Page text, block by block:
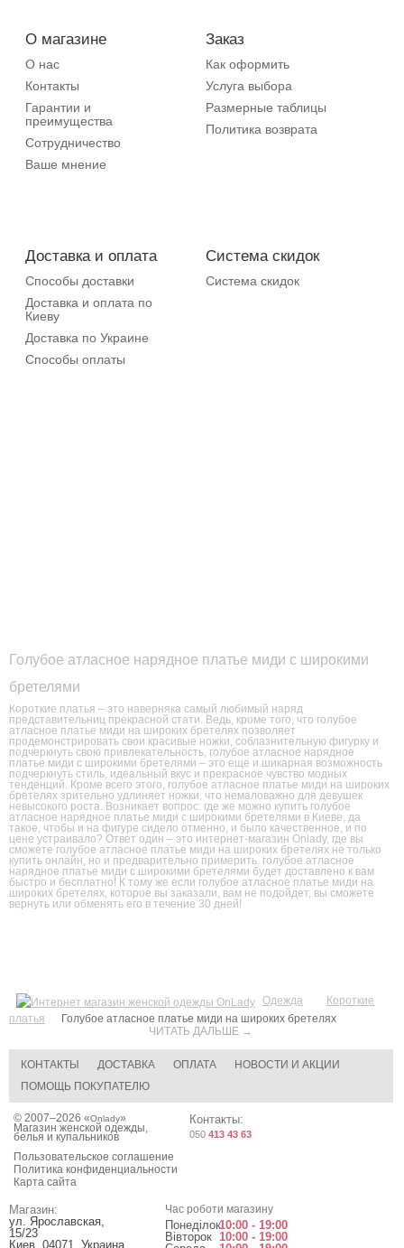
Голубое атласное нарядное платье миди с широкими
бретелями
Короткие платья – это наверняка самый любимый наряд
представительниц прекрасной стати. Ведь, кроме того, что голубое
атласное платье миди на широких бретелях позволяет
продемонстрировать свои красивые ножки, соблазнительную фигурку и
подчеркнуть свою привлекательность, голубое атласное нарядное
платье миди с широкими бретелями – это еще и шикарная возможность
подчеркнуть стиль, идеальный вкус и прекрасное чувство модных
тенденций. Кроме всего этого, голубое атласное платье миди на широких
бретелях зрительно удлиняет ножки, что немаловажно для девушек
невысокого роста. Возникает вопрос: где же можно купить голубое
атласное нарядное платье миди с широкими бретелями в Киеве, да
такое, чтобы и на фигуре сидело отменно, и было качественное, и по
цене устраивало? Ответ один – это интернет-магазин Onlady, где вы
сможете голубое атласное платье миди на широких бретелях не только
купить онлайн, но и предварительно примерить. голубое атласное
нарядное платье миди с широкими бретелями будет доставлено к вам
быстро и бесплатно! К тому же если голубое атласное платье миди на
широких бретелях, которое вы заказали, вам не подойдет, вы сможете
вернуть или обменять его в течение 30 дней!
ЧИТАТЬ ДАЛЬШЕ →
О магазине
О нас
Контакты
Гарантии и
преимущества
Сотрудничество
Ваше мнение
Заказ
Как оформить
Услуга выбора
Размерные таблицы
Политика возврата
Доставка и оплата
Способы доставки
Доставка и оплата по
Киеву
Доставка по Украине
Способы оплаты
Система скидок
Система скидок
Одежда
Короткие
платья
Голубое атласное платье миди на широких бретелях
КОНТАКТЫ ДОСТАВКА ОПЛАТА
НОВОСТИ И АКЦИИ
ПОМОЩЬ ПОКУПАТЕЛЮ
© 2007–2026 «Onlady»
Магазин женской одежды,
белья и купальников
Пользовательское соглашение
Политика конфиденциальности
Карта сайта
Контакты:
050 413 43 63
Магазин:
ул. Ярославская,
15/23
Киев 04071 Украина
Час роботи магазину
Понеділок10:00 - 19:00
Вівторок 10:00 - 19:00